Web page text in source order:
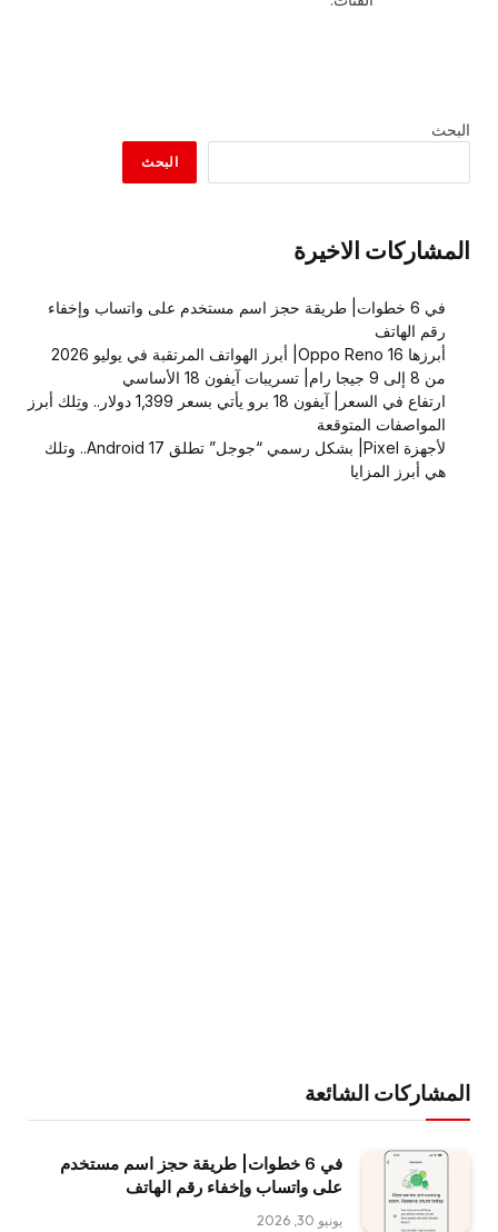
البحث
البحث
المشاركات الاخيرة
في 6 خطوات| طريقة حجز اسم مستخدم على واتساب وإخفاء
رقم الهاتف
أبرزها Oppo Reno 16| أبرز الهواتف المرتقبة في يوليو 2026
من 8 إلى 9 جيجا رام| تسريبات آيفون 18 الأساسي
ارتفاع في السعر| آيفون 18 برو يأتي بسعر 1,399 دولار.. وتِلك أبرز
المواصفات المتوقعة
لأجهزة Pixel| بشكل رسمي “جوجل” تطلق Android 17.. وتلك
هي أبرز المزايا
المشاركات الشائعة
في 6 خطوات| طريقة حجز اسم مستخدم
على واتساب وإخفاء رقم الهاتف
يونيو 30, 2026